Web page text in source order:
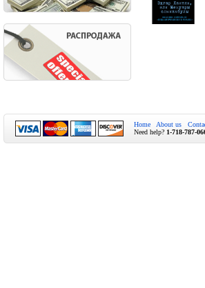
Home About us
Need help? 1-718-787-